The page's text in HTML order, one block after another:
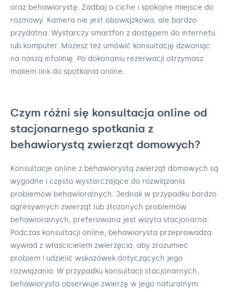
oraz behawiorystę. Zadbaj o ciche i spokojne miejsce do
rozmowy. Kamera nie jest obowiązkowa, ale bardzo
przydatna. Wystarczy smartfon z dostępem do internetu
lub komputer. Możesz też umówić konsultację dzwoniąc
na naszą infolinię. Po dokonaniu rezerwacji otrzymasz
mailem link do spotkania online.
Czym różni się konsultacja online od
stacjonarnego spotkania z
behawiorystą zwierząt domowych?
Konsultacje online z behawiorystą zwierząt domowych są
wygodne i często wystarczające do rozwiązania
problemów behawioralnych. Jednak w przypadku bardzo
agresywnych zwierząt lub złożonych problemów
behawioralnych, preferowana jest wizyta stacjonarna.
Podczas konsultacji online, behawiorysta przeprowadza
wywiad z właścicielem zwierzęcia, aby zrozumieć
problem i udzielić wskazówek dotyczących jego
rozwiązania. W przypadku konsultacji stacjonarnych,
behawiorysta obserwuje zwierzę w jego naturalnym